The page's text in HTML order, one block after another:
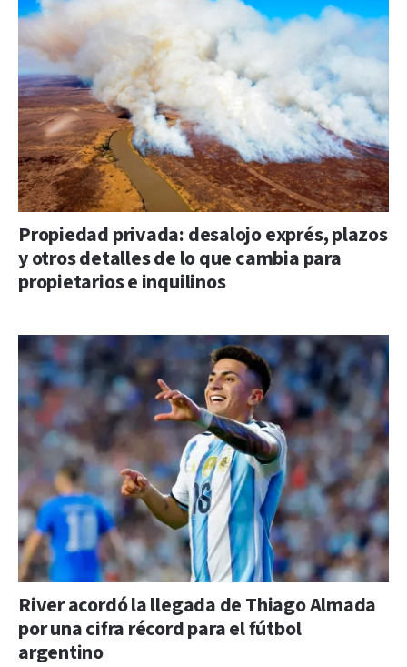
Propiedad privada: desalojo exprés, plazos
y otros detalles de lo que cambia para
propietarios e inquilinos
River acordó la llegada de Thiago Almada
por una cifra récord para el fútbol
argentino